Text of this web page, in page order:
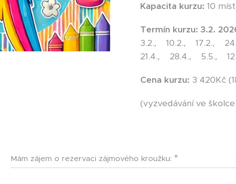
Kapacita kurzu: 10 míst
Termín kurzu: 3.2.
3.2., 10.2., 17.2.,
21.4., 28.4., 5.5.,
Cena kurzu: 3 420Kč
(vyzvedávání ve
Mám zájem o rezervaci zájmového kroužku: